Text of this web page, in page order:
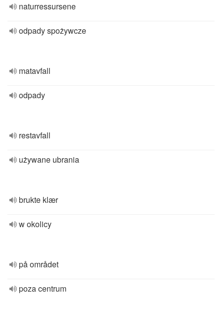
naturressursene
odpady spożywcze
matavfall
odpady
restavfall
używane ubrania
brukte klær
w okolicy
på området
poza centrum